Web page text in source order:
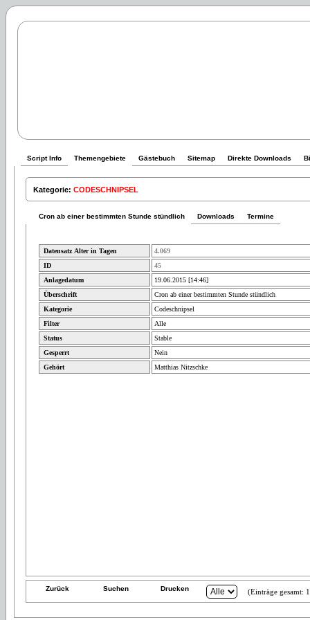
Script Info Themengebiete Gästebuch Sitemap Direkte Downloads
Kategorie: CODESCHNIPSEL
Cron ab einer bestimmten Stunde stündlich Downloads Termine
Datensatz Alter in Tagen
4.069
ID
45
Anlagedatum
19.06.2015 [14:46]
Überschrift
Cron ab einer bestimmten Stunde stündlich
Kategorie
Codeschnipsel
Filter
Alle
Status
Stable
Gesperrt
Nein
Gehört
Matthias Nitzschke
Zurück Suchen Drucken (Einträge gesamt: